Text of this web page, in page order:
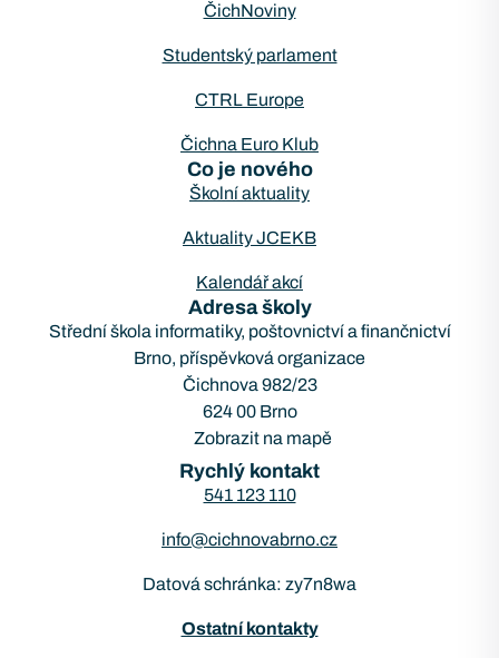
ČichNoviny
Studentský parlament
CTRL Europe
Čichna Euro Klub
Co je nového
Školní aktuality
Aktuality JCEKB
Kalendář akcí
Adresa školy
Střední škola informatiky, poštovnictví a finančnictví
Brno, příspěvková organizace
Čichnova 982/23
624 00 Brno
Zobrazit na mapě
Rychlý kontakt
541 123 110
info@cichnovabrno.cz
Datová schránka: zy7n8wa
Ostatní kontakty